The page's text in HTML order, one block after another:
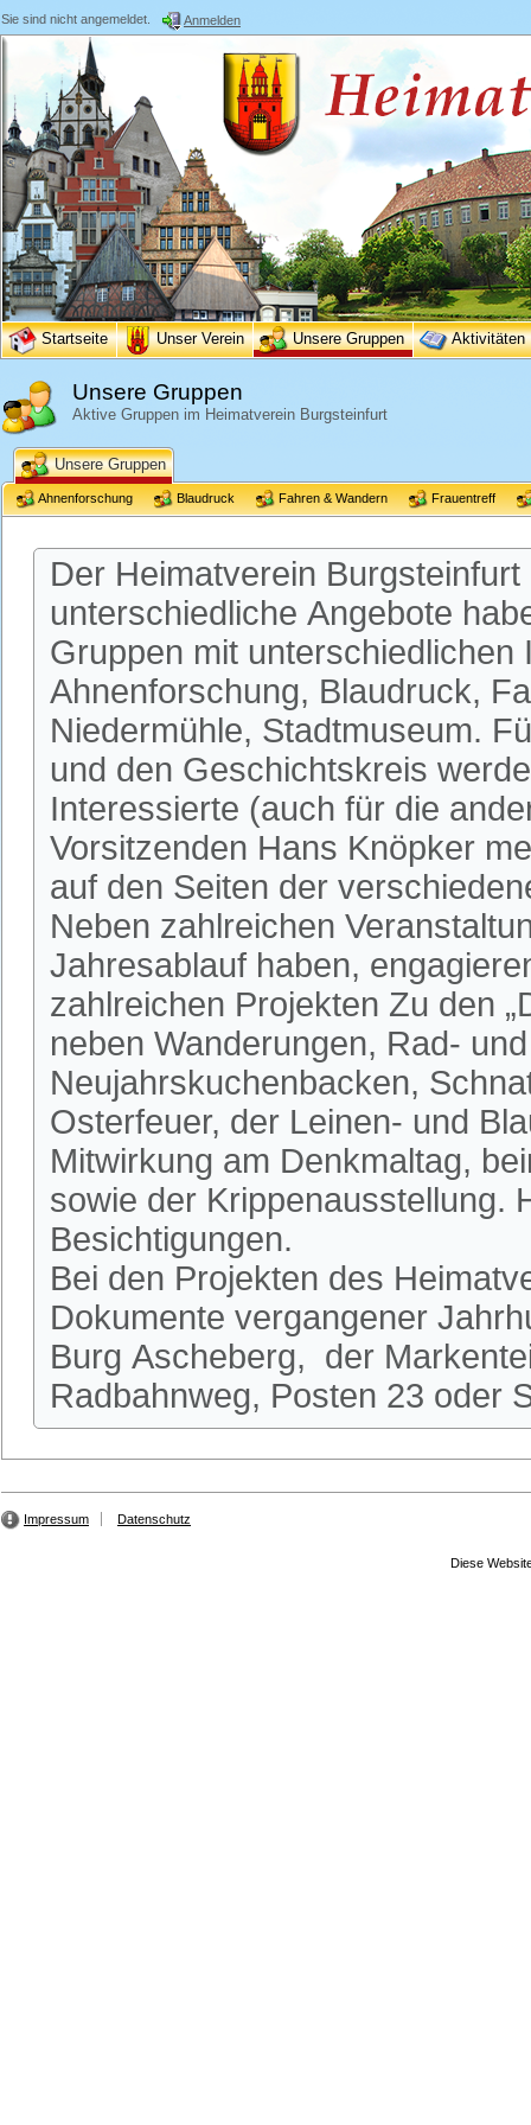
Sie sind nicht angemeldet. Anmelden
Startseite Unser Verein Unsere Gruppen Aktivitäten
Unsere Gruppen
Aktive Gruppen im Heimatverein Burgsteinfurt
Unsere Gruppen
Ahnenforschung Blaudruck Fahren & Wandern Frauentreff
Der Heimatverein
unterschiedliche Angebote
Gruppen mit
Ahnenforschung, Blaudruck,
Niedermühle, Stadtmuseum.
und den Geschichtskreis
Interessierte (auch für die
Vorsitzenden Hans Knöpker
auf den Seiten der
Neben zahlreichen
Jahresablauf haben,
zahlreichen Projekten Zu den
neben Wanderungen, Rad-
Neujahrskuchenbacken,
Osterfeuer, der Leinen- und
Mitwirkung am Denkmaltag,
sowie der Krippenausstellung.
Besichtigungen.
Bei den Projekten des
Dokumente vergangener
Burg Ascheberg, der
Radbahnweg, Posten 23 oder
Impressum Datenschutz
Diese